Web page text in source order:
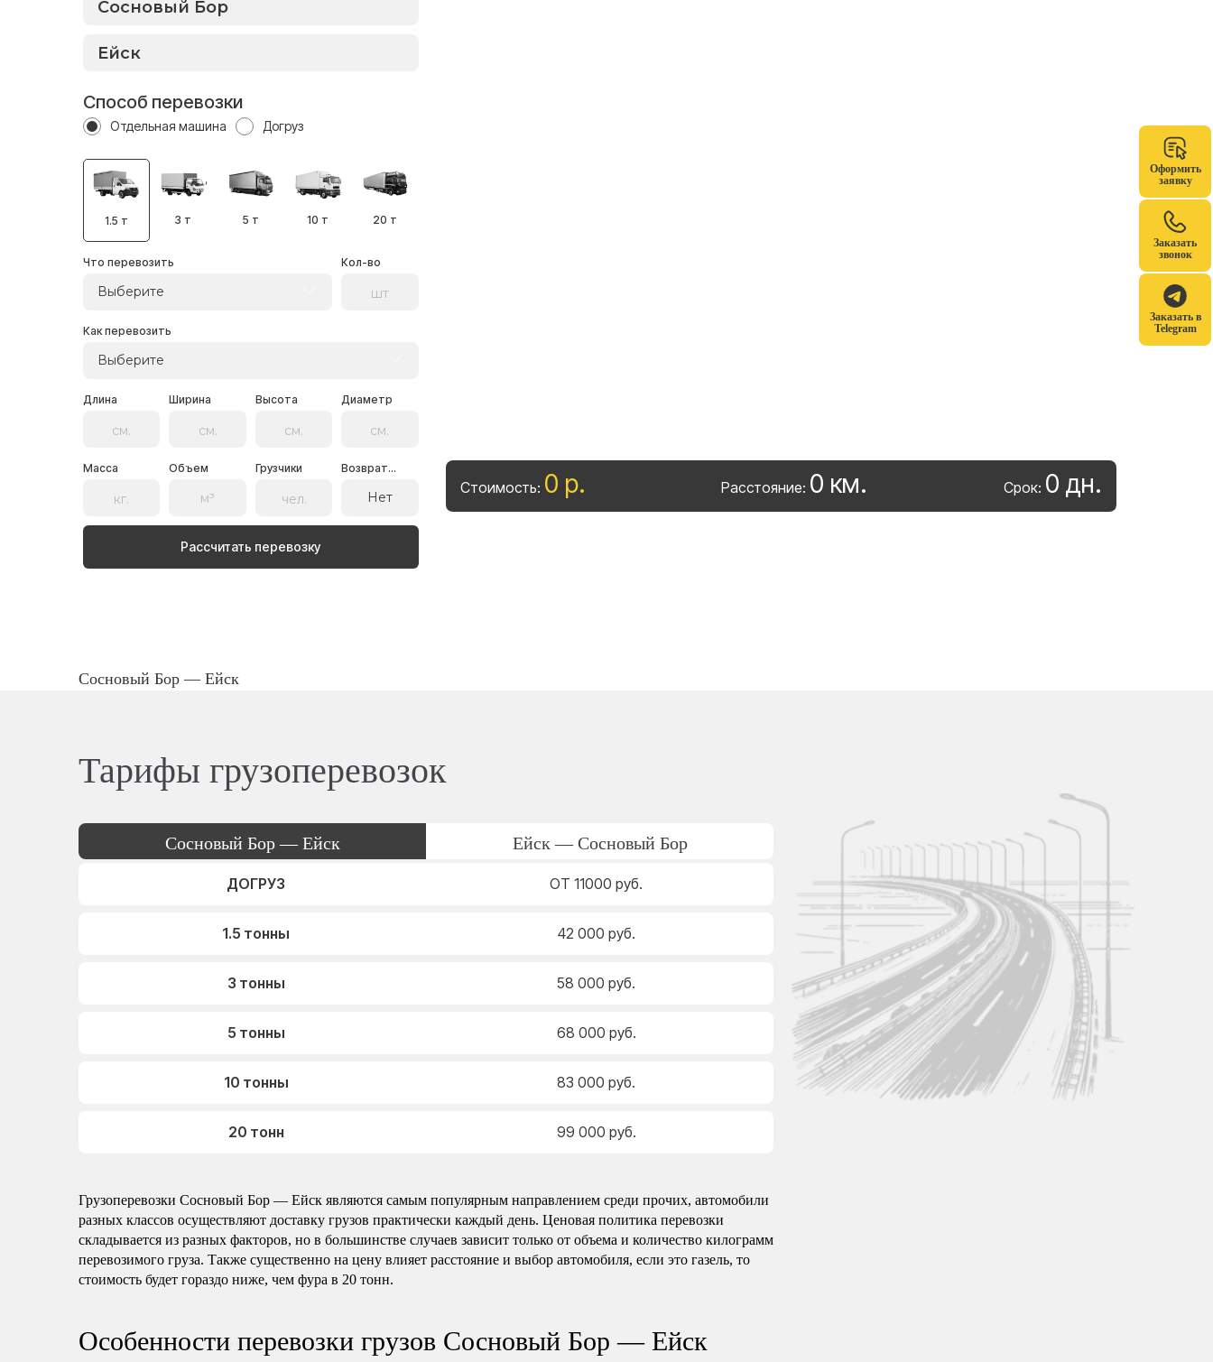
Оформить
заявку
Заказать
звонок
Заказать в
Telegram
Способ перевозки
Отдельная машина Догруз
1.5 т 3 т 5 т 10 т 20 т
Что перевозить
Выберите
Кол-во
Как перевозить
Выберите
Длина Ширина Высота Диаметр
Масса Объем Грузчики Возврат...
Нет
Рассчитать перевозку
Стоимость: 0 р. Расстояние: 0 км. Срок: 0 дн.
Сосновый Бор — Ейск
Тарифы грузоперевозок
Сосновый Бор — Ейск Ейск — Сосновый Бор
ДОГРУЗ ОТ 11000 руб.
1.5 тонны 42 000 руб.
3 тонны 58 000 руб.
5 тонны 68 000 руб.
10 тонны 83 000 руб.
20 тонн 99 000 руб.
Грузоперевозки Сосновый Бор — Ейск являются самым популярным направлением среди прочих, автомобили
разных классов осуществляют доставку грузов практически каждый день. Ценовая политика перевозки
складывается из разных факторов, но в большинстве случаев зависит только от объема и количество килограмм
перевозимого груза. Также существенно на цену влияет расстояние и выбор автомобиля, если это газель, то
стоимость будет гораздо ниже, чем фура в 20 тонн.
Особенности перевозки грузов Сосновый Бор — Ейск